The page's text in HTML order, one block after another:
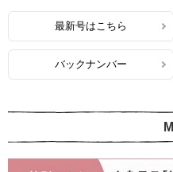
最新号はこちら
バックナンバー